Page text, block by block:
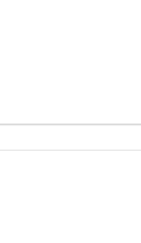
moulin chargé de